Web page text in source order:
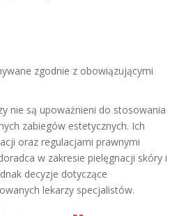
zgodnie z obowiązującymi
nie są upoważnieni do stosowania
zabiegów estetycznych. Ich
oraz regulacjami prawnymi
w zakresie pielęgnacji skóry i
decyzje dotyczące
lekarzy specjalistów.